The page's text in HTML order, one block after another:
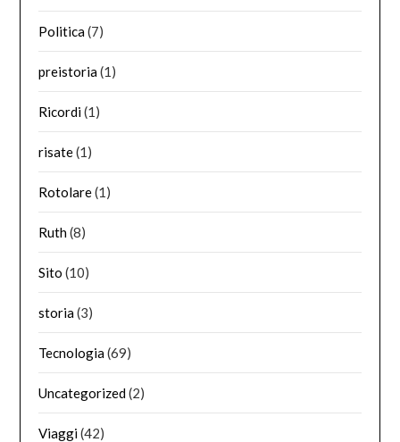
Politica(7)
preistoria(1)
Ricordi(1)
risate(1)
Rotolare(1)
Ruth(8)
Sito (10)
storia(3)
Tecnologia(69)
Uncategorized(2)
Viaggi(42)